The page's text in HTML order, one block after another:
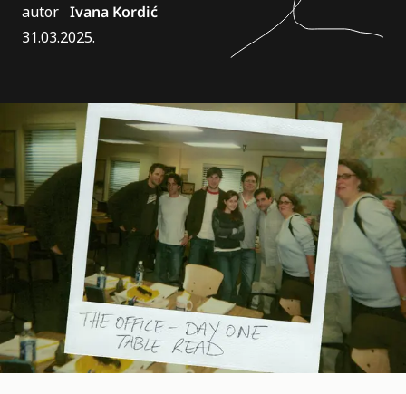
autor Ivana Kordić
31.03.2025.